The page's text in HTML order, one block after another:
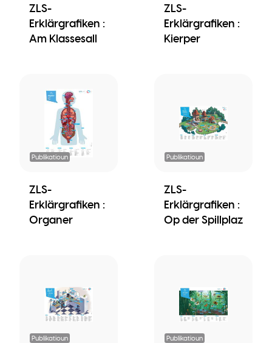
ZLS-
Erklärgrafiken :
Am Klassesall
ZLS-
Erklärgrafiken :
Kierper
Publikatioun
ZLS-
Erklärgrafiken :
Organer
Publikatioun
ZLS-
Erklärgrafiken :
Op der Spillplaz
Publikatioun Publikatioun